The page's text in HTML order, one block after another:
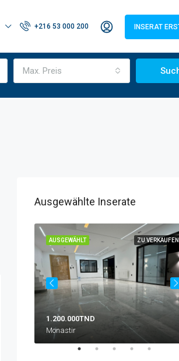
+216 53 000 200 INSERAT
Max. Preis
Ausgewählte Inserate
ZU VERKAUFEN
AUSGEWÄHLT
1.200.000TND
Monastir